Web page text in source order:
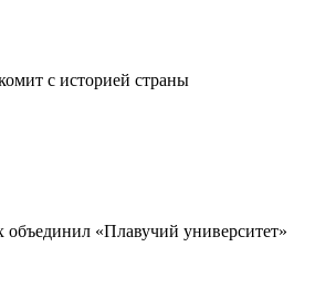
с историей страны
объединил «Плавучий университет»